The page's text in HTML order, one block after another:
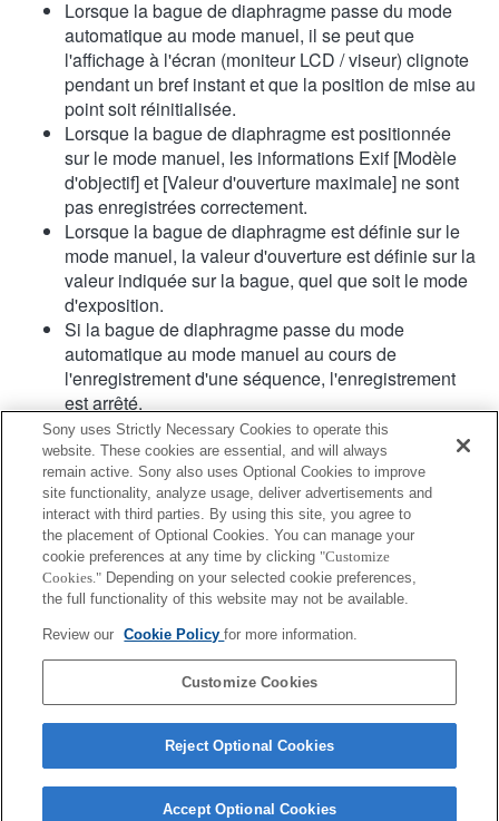
Lorsque la bague de diaphragme passe du mode
automatique au mode manuel, il se peut que
l'affichage à l'écran (moniteur LCD / viseur) clignote
pendant un bref instant et que la position de mise au
point soit réinitialisée.
Lorsque la bague de diaphragme est positionnée
sur le mode manuel, les informations Exif [Modèle
d'objectif] et [Valeur d'ouverture maximale] ne sont
pas enregistrées correctement.
Lorsque la bague de diaphragme est définie sur le
mode manuel, la valeur d'ouverture est définie sur la
valeur indiquée sur la bague, quel que soit le mode
d'exposition.
Si la bague de diaphragme passe du mode
automatique au mode manuel au cours de
l'enregistrement d'une séquence, l'enregistrement
est arrêté.
Si vous faites tourner la bague de diaphragme, la
période qui précède le passage en mode
d'économie d'énergie n'est pas étendue.
Si la bague de diaphragme est positionnée sur le
mode manuel, le contrôle du floutage d'arrière-plan
du mode Créativité photo ne fonctionne pas
correctement. Cependant, l'affichage à l'écran est
présenté normalement.
Les noms d’objectifs Exif ne seront pas correctement
enregistrés.
Contact Us
Sony uses Strictly Necessary Cookies to operate this
website. These cookies are essential, and will always
remain active. Sony also uses Optional Cookies to improve
site functionality, analyze usage, deliver advertisements and
interact with third parties. By using this site, you agree to
the placement of Optional Cookies. You can manage your
cookie preferences at any time by clicking "Customize
Cookies." Depending on your selected cookie preferences,
the full functionality of this website may not be available.
Review our Cookie Policyfor more information.
Customize Cookies
Reject Optional Cookies
Accept Optional Cookies